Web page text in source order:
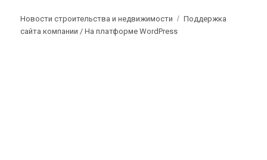
Новости строительства и недвижимости
Поддержка
сайта компании /На платформе WordPress